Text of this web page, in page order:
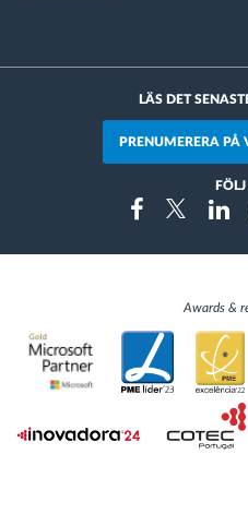
LÄS DET
PRENUMERERA PÅ
FacebookTwitter
Awards &